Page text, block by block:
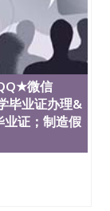
微信
毕业证办理&
业证；制造假